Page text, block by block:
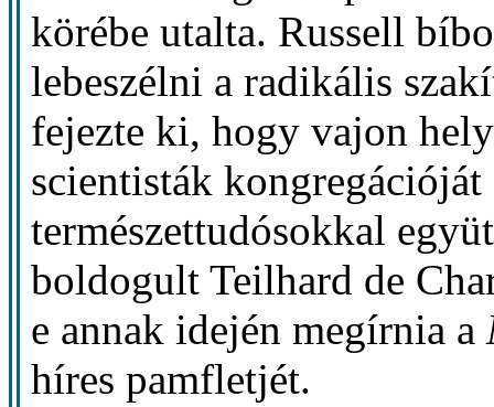
körébe utalta. Russell
lebeszélni a radikális
fejezte ki, hogy vajon
scientisták
természettudósokkal
boldogult Teilhard de
e annak idején megírnia a
híres pamfletjét.